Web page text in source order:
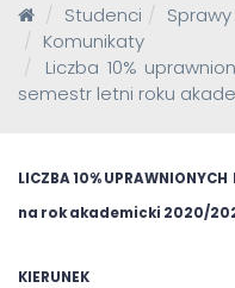
Studenci
Komunikaty
Liczba 10%
semestr letni roku
LICZBA 10%
na rok akademicki 2020/
KIERUNEK